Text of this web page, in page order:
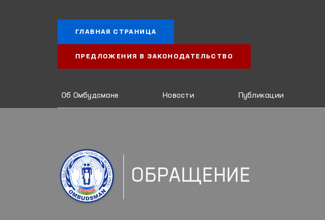
ГЛАВНАЯ СТРАНИЦА
ПРЕДЛОЖЕНИЯ В ЗАКОНОДАТЕЛЬСТВО
Об Омбудсмане Новости Публикации
ОБРАЩЕНИЕ